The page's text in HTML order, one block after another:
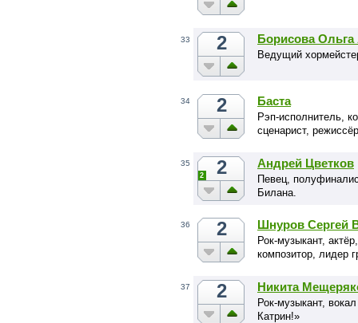
33 2 Борисова Ольга
Ведущий
34 2 Баста
Рэп-исполнитель,
сценарист,
35 2
2
Андрей Цветков
Певец,
Билана.
36 2 Шнуров Сергей
Рок-музыкант,
композитор, лидер
37 2 Никита
Рок-музыкант,
Катрин!»